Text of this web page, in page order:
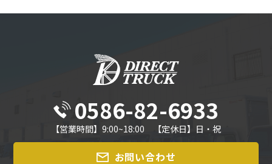
0586-82-6933
【営業時間】9:00~18:00 【定休日】日・祝
お問い合わせ